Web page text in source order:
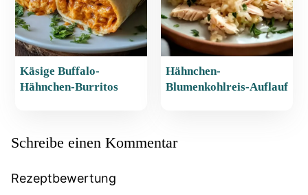
Käsige Buffalo-
Hähnchen-Burritos
Hähnchen-
Blumenkohlreis-Auflauf
Schreibe einen Kommentar
Rezeptbewertung